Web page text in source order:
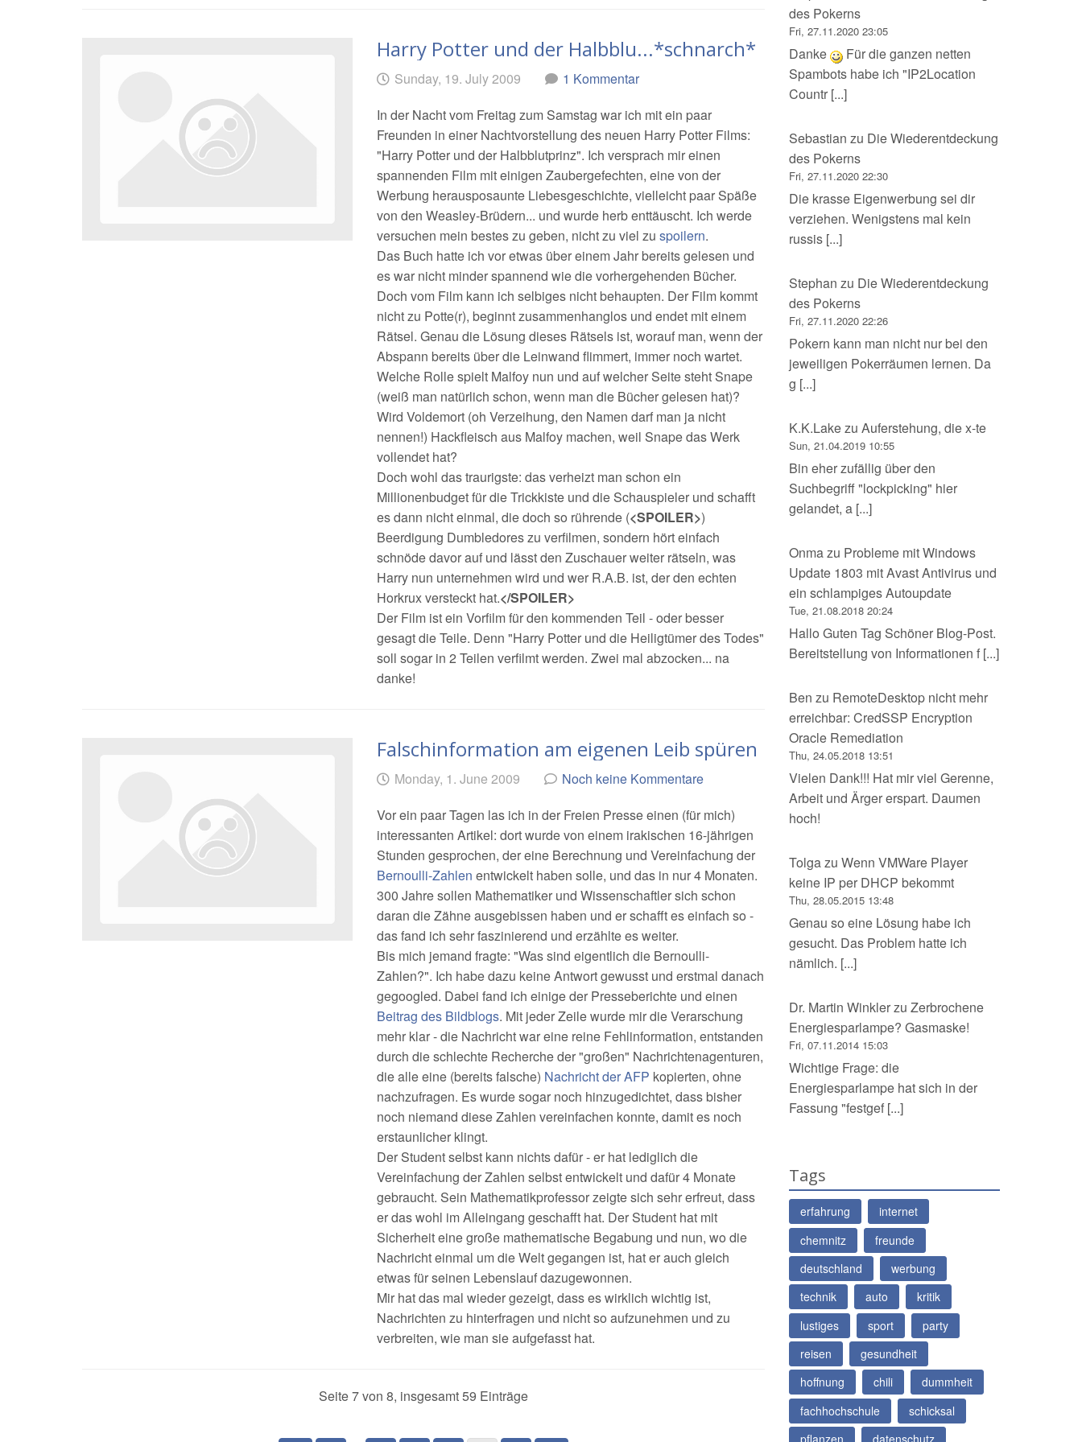
Harry Potter und der Halbblu...*schnarch*
Geschrieben
am Sunday, 19. July 2009
1 Kommentar
In der Nacht vom Freitag zum Samstag war ich mit ein paar
Freunden in einer Nachtvorstellung des neuen Harry Potter Films:
"Harry Potter und der Halbblutprinz". Ich versprach mir einen
spannenden Film mit einigen Zaubergefechten, eine von der
Werbung herausposaunte Liebesgeschichte, vielleicht paar Späße
von den Weasley-Brüdern... und wurde herb enttäuscht. Ich werde
versuchen mein bestes zu geben, nicht zu viel zu spoilern.
Das Buch hatte ich vor etwas über einem Jahr bereits gelesen und
es war nicht minder spannend wie die vorhergehenden Bücher.
Doch vom Film kann ich selbiges nicht behaupten. Der Film kommt
nicht zu Potte(r), beginnt zusammenhanglos und endet mit einem
Rätsel. Genau die Lösung dieses Rätsels ist, worauf man, wenn der
Abspann bereits über die Leinwand flimmert, immer noch wartet.
Welche Rolle spielt Malfoy nun und auf welcher Seite steht Snape
(weiß man natürlich schon, wenn man die Bücher gelesen hat)?
Wird Voldemort (oh Verzeihung, den Namen darf man ja nicht
nennen!) Hackfleisch aus Malfoy machen, weil Snape das Werk
vollendet hat?
Doch wohl das traurigste: das verheizt man schon ein
Millionenbudget für die Trickkiste und die Schauspieler und schafft
es dann nicht einmal, die doch so rührende (<SPOILER>)
Beerdigung Dumbledores zu verfilmen, sondern hört einfach
schnöde davor auf und lässt den Zuschauer weiter rätseln, was
Harry nun unternehmen wird und wer R.A.B. ist, der den echten
Horkrux versteckt hat.</SPOILER>
Der Film ist ein Vorfilm für den kommenden Teil - oder besser
gesagt die Teile. Denn "Harry Potter und die Heiligtümer des Todes"
soll sogar in 2 Teilen verfilmt werden. Zwei mal abzocken... na
danke!
Falschinformation am eigenen Leib spüren
Geschrieben
am Monday, 1. June 2009
Noch keine Kommentare
Vor ein paar Tagen las ich in der Freien Presse einen (für mich)
interessanten Artikel: dort wurde von einem irakischen 16-jährigen
Stunden gesprochen, der eine Berechnung und Vereinfachung der
Bernoulli-Zahlen entwickelt haben solle, und das in nur 4 Monaten.
300 Jahre sollen Mathematiker und Wissenschaftler sich schon
daran die Zähne ausgebissen haben und er schafft es einfach so -
das fand ich sehr faszinierend und erzählte es weiter.
Bis mich jemand fragte: "Was sind eigentlich die Bernoulli-
Zahlen?". Ich habe dazu keine Antwort gewusst und erstmal danach
gegoogled. Dabei fand ich einige der Presseberichte und einen
Beitrag des Bildblogs. Mit jeder Zeile wurde mir die Verarschung
mehr klar - die Nachricht war eine reine Fehlinformation, entstanden
durch die schlechte Recherche der "großen" Nachrichtenagenturen,
die alle eine (bereits falsche) Nachricht der AFP kopierten, ohne
nachzufragen. Es wurde sogar noch hinzugedichtet, dass bisher
noch niemand diese Zahlen vereinfachen konnte, damit es noch
erstaunlicher klingt.
Der Student selbst kann nichts dafür - er hat lediglich die
Vereinfachung der Zahlen selbst entwickelt und dafür 4 Monate
gebraucht. Sein Mathematikprofessor zeigte sich sehr erfreut, dass
er das wohl im Alleingang geschafft hat. Der Student hat mit
Sicherheit eine große mathematische Begabung und nun, wo die
Nachricht einmal um die Welt gegangen ist, hat er auch gleich
etwas für seinen Lebenslauf dazugewonnen.
Mir hat das mal wieder gezeigt, dass es wirklich wichtig ist,
Nachrichten zu hinterfragen und nicht so aufzunehmen und zu
verbreiten, wie man sie aufgefasst hat.
Seite 7 von 8, insgesamt 59 Einträge
des Pokerns
Fri, 27.11.2020 23:05
Danke
Für die ganzen netten
Spambots habe ich "IP2Location
Countr [...]
Sebastian zu Die Wiederentdeckung
des Pokerns
Fri, 27.11.2020 22:30
Die krasse Eigenwerbung sei dir
verziehen. Wenigstens mal kein
russis [...]
Stephan zu Die Wiederentdeckung
des Pokerns
Fri, 27.11.2020 22:26
Pokern kann man nicht nur bei den
jeweiligen Pokerräumen lernen. Da
g [...]
K.K.Lakezu Auferstehung, die x-te
Sun, 21.04.2019 10:55
Bin eher zufällig über den
Suchbegriff "lockpicking" hier
gelandet, a [...]
Onmazu Probleme mit Windows
Update 1803 mit Avast Antivirus und
ein schlampiges Autoupdate
Tue, 21.08.2018 20:24
Hallo Guten Tag Schöner Blog-Post.
Bereitstellung von Informationen f [...]
Ben zu RemoteDesktop nicht mehr
erreichbar: CredSSP Encryption
Oracle Remediation
Thu, 24.05.2018 13:51
Vielen Dank!!! Hat mir viel Gerenne,
Arbeit und Ärger erspart. Daumen
hoch!
Tolgazu Wenn VMWare Player
keine IP per DHCP bekommt
Thu, 28.05.2015 13:48
Genau so eine Lösung habe ich
gesucht. Das Problem hatte ich
nämlich. [...]
Dr. Martin Winklerzu Zerbrochene
Energiesparlampe? Gasmaske!
Fri, 07.11.2014 15:03
Wichtige Frage: die
Energiesparlampe hat sich in der
Fassung "festgef [...]
Tags
erfahrung
internet
chemnitz
freunde
deutschland
werbung
technik
auto
kritik
lustiges
sport
party
reisen
gesundheit
hoffnung
chili
dummheit
fachhochschule
schicksal
pflanzen
datenschutz